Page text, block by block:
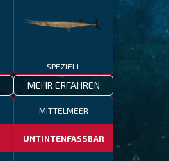
SPEZIELL
MEHR ERFAHREN
MITTELMEER
UNTINTENFASSBAR